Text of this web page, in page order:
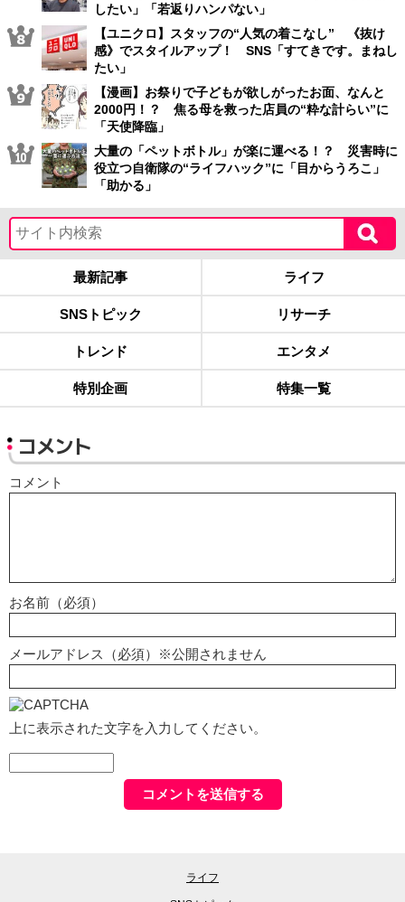
したい」「若返りハンパない」
【ユニクロ】スタッフの“人気の着こなし” 《抜け
感》でスタイルアップ！ SNS「すてきです。まねし
たい」
【漫画】お祭りで子どもが欲しがったお面、なんと
2000円！？ 焦る母を救った店員の“粋な計らい”に
「天使降臨」
大量の「ペットボトル」が楽に運べる！？ 災害時に
役立つ自衛隊の“ライフハック”に「目からうろこ」
「助かる」
最新記事 ライフ
SNSトピック リサーチ
トレンド エンタメ
特別企画 特集一覧
コメント
コメント
お名前（必須）
メールアドレス（必須）※公開されません
上に表示された文字を入力してください。
ライフ